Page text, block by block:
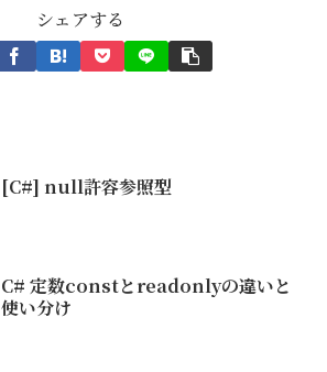
シェアする
[C#] null許容参照型
C# 定数constとreadonlyの違いと
使い分け